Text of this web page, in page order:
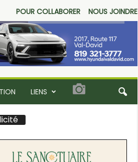
POUR COLLABORER NOUS JOINDRE
LIENS